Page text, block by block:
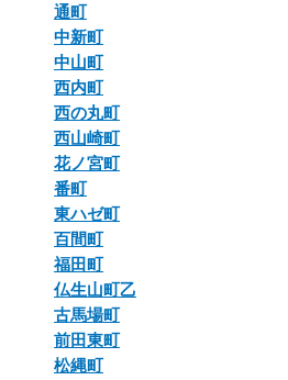
通町
中新町
中山町
西内町
西の丸町
西山崎町
花ノ宮町
番町
東ハゼ町
百間町
福田町
仏生山町乙
古馬場町
前田東町
松縄町